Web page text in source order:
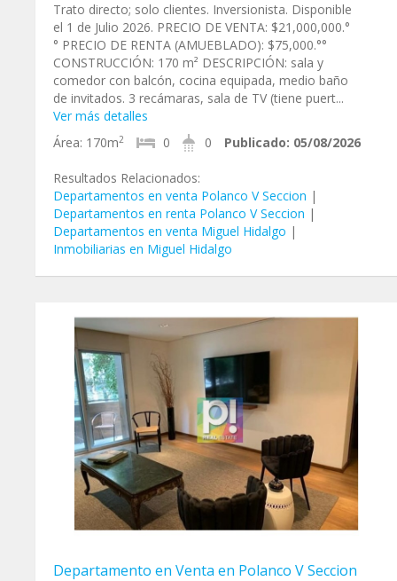
Trato directo; solo clientes. Inversionista. Disponible
el 1 de Julio 2026. PRECIO DE VENTA: $21,000,000.°
° PRECIO DE RENTA (AMUEBLADO): $75,000.°°
CONSTRUCCIÓN: 170 m² DESCRIPCIÓN: sala y
comedor con balcón, cocina equipada, medio baño
de invitados. 3 recámaras, sala de TV (tiene puert...
Ver más detalles
Área: 170m2 0 0 Publicado: 05/08/2026
Resultados Relacionados:
Departamentos en venta Polanco V Seccion |
Departamentos en renta Polanco V Seccion |
Departamentos en venta Miguel Hidalgo |
Inmobiliarias en Miguel Hidalgo
Departamento en Venta en Polanco V Seccion